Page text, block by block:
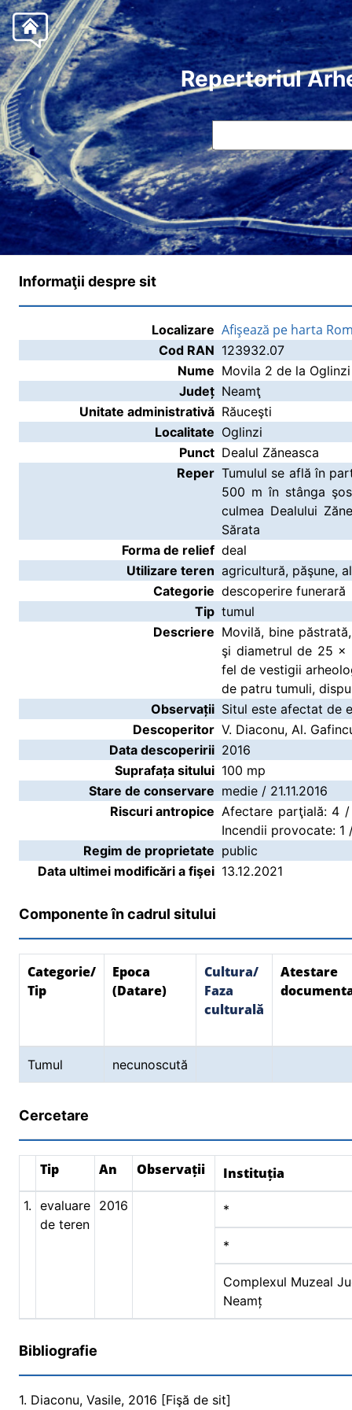
Repertoriul
Informaţii despre sit
Localizare Afişează pe harta
Cod RAN 123932.07
Nume Movila 2 de la
Județ Neamţ
Unitate administrativă Răuceşti
Localitate Oglinzi
Punct Dealul Zăneasca
Reper Tumulul se află în
500 m în stânga
culmea Dealului
Sărata
Forma de relief deal
Utilizare teren agricultură, păşune,
Categorie descoperire funerară
Tip tumul
Descriere Movilă, bine
şi diametrul de 25 x
fel de vestigii
de patru tumuli,
Observații Situl este afectat de
Descoperitor V. Diaconu, Al.
Data descoperirii 2016
Suprafața sitului 100 mp
Stare de conservare medie / 21.11.2016
Riscuri antropice Afectare parţială: 4 /
Incendii provocate: 1 /
Regim de proprietate public
Data ultimei modificări a fişei 13.12.2021
Componente în cadrul sitului
Categorie/
Tip
Epoca
(Datare)
Cultura/
Faza
culturală
Atestare
Tumul necunoscută
Cercetare
Tip An Observații Instituția
1. evaluare
de teren
2016 *
*
Complexul Muzeal
Neamț
Bibliografie
1. Diaconu, Vasile, 2016 [Fişă de sit]